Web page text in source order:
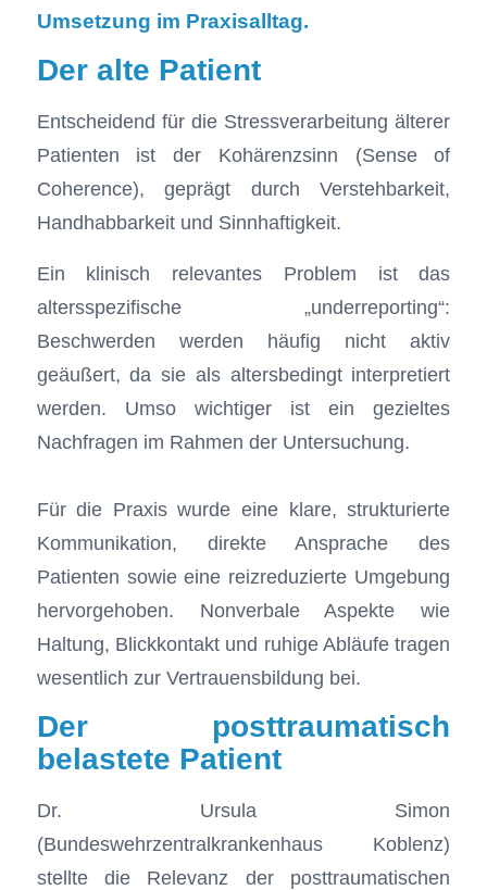
Umsetzung im Praxisalltag.
Der alte Patient
Entscheidend für die Stressverarbeitung älterer
Patienten ist der Kohärenzsinn (Sense of
Coherence), geprägt durch Verstehbarkeit,
Handhabbarkeit und Sinnhaftigkeit.
Ein klinisch relevantes Problem ist das
altersspezifische „underreporting“:
Beschwerden werden häufig nicht aktiv
geäußert, da sie als altersbedingt interpretiert
werden. Umso wichtiger ist ein gezieltes
Nachfragen im Rahmen der Untersuchung.
Für die Praxis wurde eine klare, strukturierte
Kommunikation, direkte Ansprache des
Patienten sowie eine reizreduzierte Umgebung
hervorgehoben. Nonverbale Aspekte wie
Haltung, Blickkontakt und ruhige Abläufe tragen
wesentlich zur Vertrauensbildung bei.
Der posttraumatisch
belastete Patient
Dr. Ursula Simon
(Bundeswehrzentralkrankenhaus Koblenz)
stellte die Relevanz der posttraumatischen